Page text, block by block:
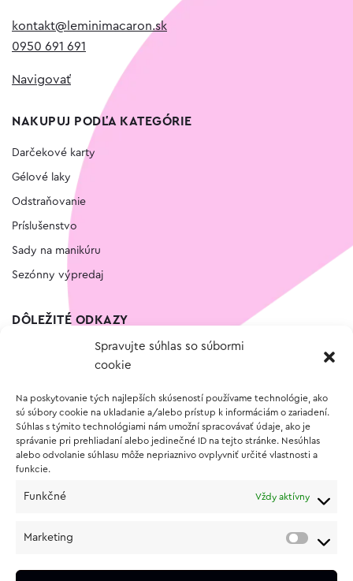
Spravujte súhlas so súbormi
cookie
Na poskytovanie tých najlepších skúseností používame technológie, ako
sú súbory cookie na ukladanie a/alebo prístup k informáciám o zariadení.
Súhlas s týmito technológiami nám umožní spracovávať údaje, ako je
správanie pri prehliadaní alebo jedinečné ID na tejto stránke. Nesúhlas
alebo odvolanie súhlasu môže nepriaznivo ovplyvniť určité vlastnosti a
funkcie.
Funkčné Vždy aktívny
Marketing
kontakt@leminimacaron.sk
0950 691 691
Navigovať
NAKUPUJ PODĽA KATEGÓRIE
Darčekové karty
Gélové laky
Odstraňovanie
Príslušenstvo
Sady na manikúru
Sezónny výpredaj
DÔLEŽITÉ ODKAZY
Vernostný program
O NÁKUPE
Vrátenie a reklamácia tovaru